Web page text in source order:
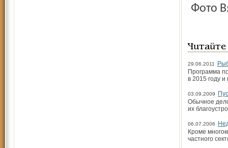
Фото
29.06.2011
Программа
в 2015 году
03.09.2009
Обычное
их
06.07.2006
Кроме
частного